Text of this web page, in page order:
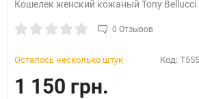
Кошелек женский кожаный Tony Bellucci
0 Отзывов
Осталось несколько штук Код:
1 150 грн.